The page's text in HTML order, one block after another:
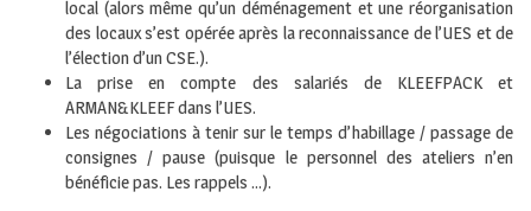
local (alors même qu’un déménagement et une réorganisation
des locaux s’est opérée après la reconnaissance de l’UES et de
l’élection d’un CSE.).
La prise en compte des salariés de KLEEFPACK et
ARMAN&KLEEF dans l’UES.
Les négociations à tenir sur le temps d’habillage / passage de
consignes / pause (puisque le personnel des ateliers n’en
bénéficie pas. Les rappels …).